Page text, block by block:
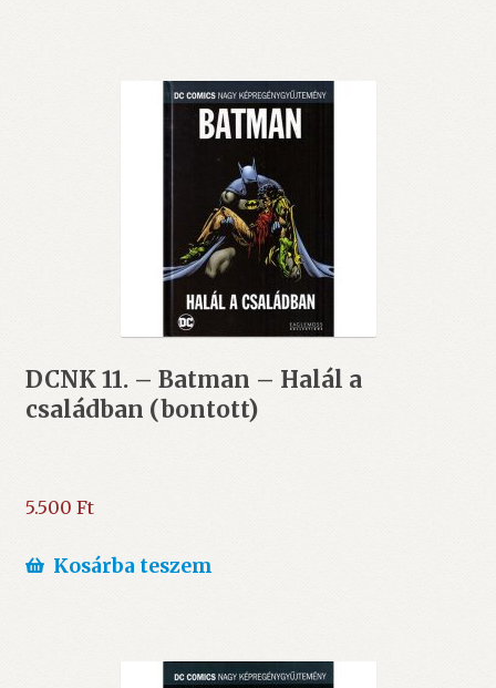
DCNK 11. – Batman – Halál a
családban (bontott)
5.500 Ft
Kosárba teszem